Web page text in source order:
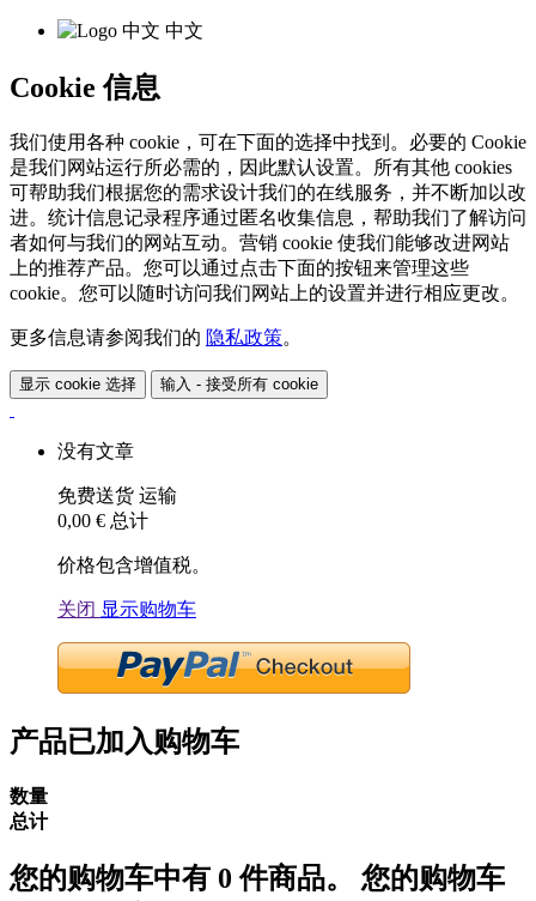
中文
Cookie 信息
我们使用各种 cookie，可在下面的选择中找到。必要的 Cookie
是我们网站运行所必需的，因此默认设置。所有其他 cookies
可帮助我们根据您的需求设计我们的在线服务，并不断加以改
进。统计信息记录程序通过匿名收集信息，帮助我们了解访问
者如何与我们的网站互动。营销 cookie 使我们能够改进网站
上的推荐产品。您可以通过点击下面的按钮来管理这些
cookie。您可以随时访问我们网站上的设置并进行相应更改。
更多信息请参阅我们的 隐私政策。
显示 cookie 选择 输入 - 接受所有 cookie
没有文章
免费送货 运输
0,00 € 总计
价格包含增值税。
关闭 显示购物车
产品已加入购物车
数量
总计
您的购物车中有 0 件商品。 您的购物车